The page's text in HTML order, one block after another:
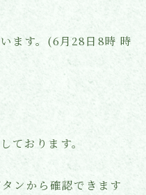
ます。(6月28日8時 時
ております。
ンから確認できます